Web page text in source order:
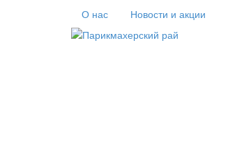
О нас Новости и акции